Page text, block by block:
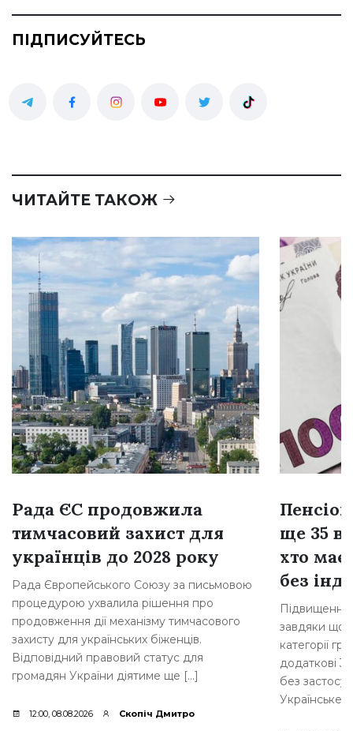
ПІДПИСУЙТЕСЬ
ЧИТАЙТЕ ТАКОЖ
Рада ЄС продовжила
тимчасовий захист для
українців до 2028 року
Рада Європейського Союзу за письмовою
процедурою ухвалила рішення про
продовження дії механізму тимчасового
захисту для українських біженців.
Відповідний правовий статус для
громадян України діятиме ще […]
12:00, 08.08.2026 Скопіч Дмитро
ще 35
хто
без
Підвищення
завдяки
категорії
додаткові
без
Українське